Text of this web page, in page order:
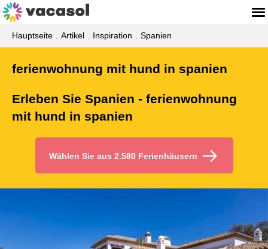
Hauptseite Artikel Inspiration Spanien
ferienwohnung mit hund in spanien
Erleben Sie Spanien - ferienwohnung
mit hund in spanien
Wählen Sie aus 2.580 Ferienhäusern